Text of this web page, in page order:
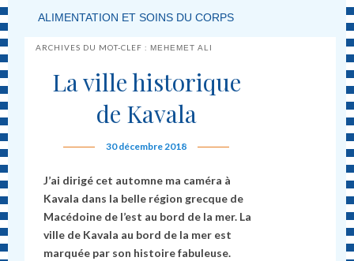
ALIMENTATION ET SOINS DU CORPS
ARCHIVES DU MOT-CLEF :MEHEMET ALI
La ville historique
de Kavala
30 décembre 2018
J’ai dirigé cet automne ma caméra à
Kavala dans la belle région grecque de
Macédoine de l’est au bord de la mer. La
ville de Kavala au bord de la mer est
marquée par son histoire fabuleuse.